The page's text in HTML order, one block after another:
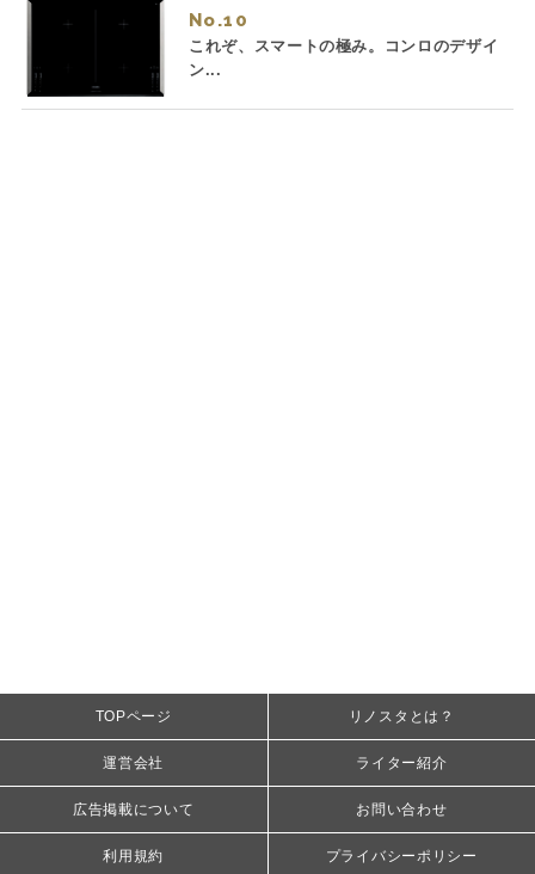
No.
これぞ、スマートの極み。コンロのデザイ
ン...
TOPページ リノスタとは？
運営会社 ライター紹介
広告掲載について お問い合わせ
利用規約 プライバシーポリシー